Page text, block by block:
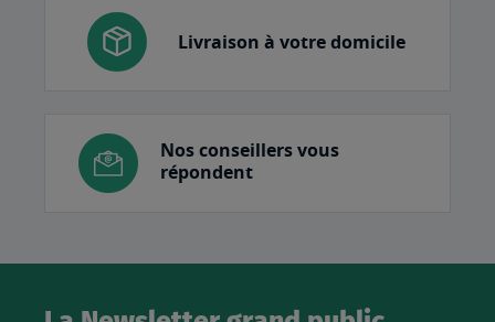
Livraison à votre domicile
Nos conseillers vous
répondent